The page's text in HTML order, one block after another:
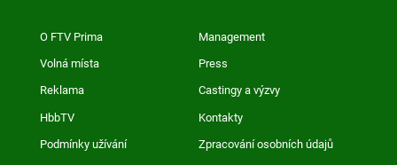
O FTV Prima Management
Volná místa Press
Reklama Castingy a výzvy
HbbTV Kontakty
Podmínky užívání Zpracování osobních údajů